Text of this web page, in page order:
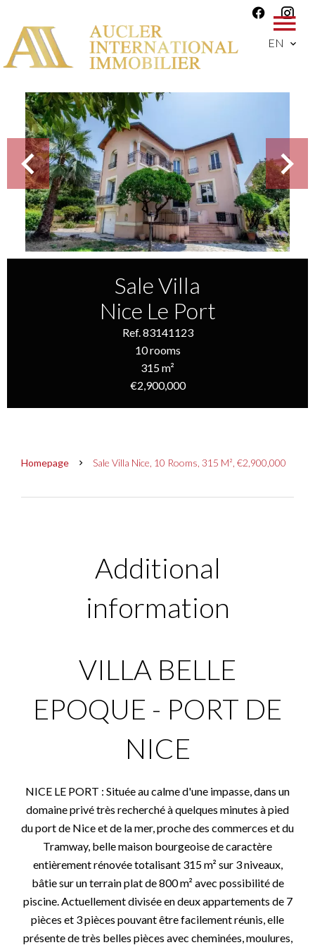
EN
Sale Villa
Nice Le Port
Ref. 83141123
10 rooms
315 m²
€2,900,000
Homepage Sale Villa Nice, 10 Rooms, 315 M², €2,900,000
Additional
information
VILLA BELLE
EPOQUE - PORT DE
NICE
NICE LE PORT : Située au calme d'une impasse, dans un
domaine privé très recherché à quelques minutes à pied
du port de Nice et de la mer, proche des commerces et du
Tramway, belle maison bourgeoise de caractère
entièrement rénovée totalisant 315 m² sur 3 niveaux,
bâtie sur un terrain plat de 800 m² avec possibilité de
piscine. Actuellement divisée en deux appartements de 7
pièces et 3 pièces pouvant être facilement réunis, elle
présente de très belles pièces avec cheminées, moulures,